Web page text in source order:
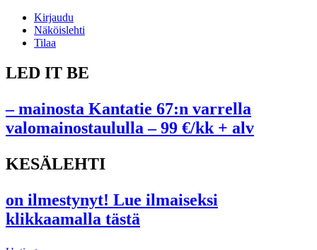
Kirjaudu
Näköislehti
Tilaa
LED IT BE
– mainosta Kantatie 67:n varrella
valomainostaululla – 99 €/kk + alv
KESÄLEHTI
on ilmestynyt! Lue ilmaiseksi
klikkaamalla tästä